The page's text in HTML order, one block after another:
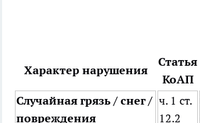
Характер нарушения
Статья
КоАП
Случайная грязь / снег /
повреждения
ч. 1 ст.
12.2